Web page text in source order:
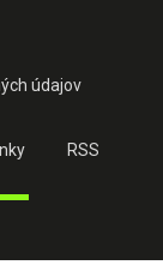
údajov
RSS